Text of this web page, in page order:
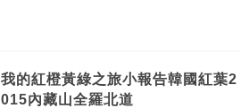
我的紅橙黃綠之旅小報告韓國紅葉2
015內藏山全羅北道